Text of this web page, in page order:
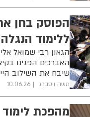
הפוסק בחן
ללימוד הנגלה
הגאון רבי שמואל
האברכים הפגינו
שיבח את השילוב
משה ויסברג 10.06.26
מהפכת לימוד